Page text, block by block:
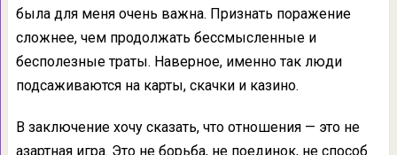
была для меня очень важна. Признать поражение
сложнее, чем продолжать бессмысленные и
бесполезные траты. Наверное, именно так люди
подсаживаются на карты, скачки и казино.
В заключение хочу сказать, что отношения — это не
азартная игра. Это не борьба, не поединок, не способ